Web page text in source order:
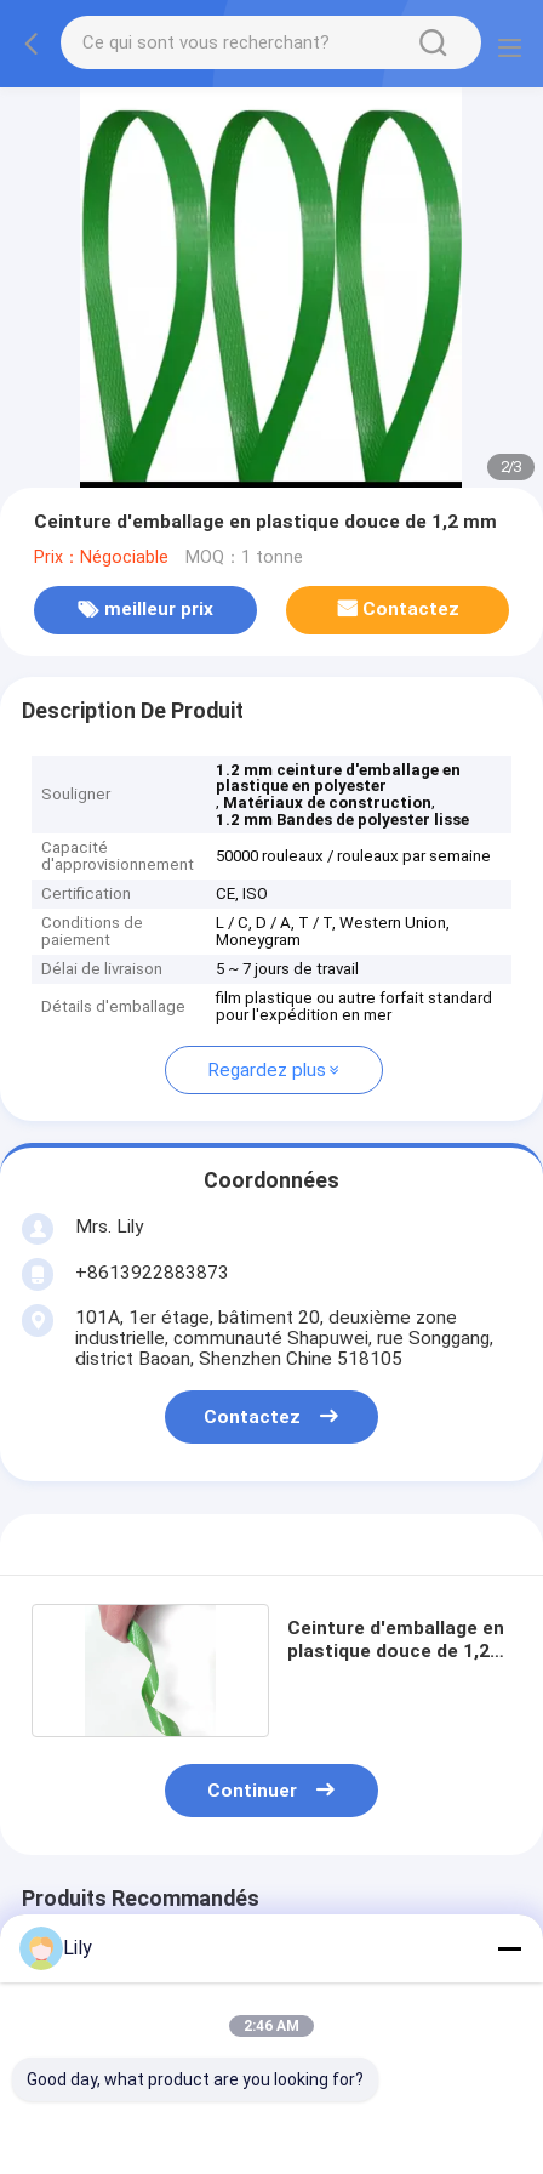
2/3
Ceinture d'emballage en plastique douce de 1,2 mm
Prix：Négociable MOQ：1 tonne
meilleur prix Contactez
Description De Produit
Souligner
1.2 mm ceinture d'emballage en
plastique en polyester
, Matériaux de construction,
1.2 mm Bandes de polyester lisse
Capacité
d'approvisionnement
50000 rouleaux / rouleaux par semaine
Certification
CE, ISO
Conditions de
paiement
L / C, D / A, T / T, Western Union,
Moneygram
Délai de livraison
5 ~ 7 jours de travail
Détails d'emballage
film plastique ou autre forfait standard
pour l'expédition en mer
Regardez plus
Coordonnées
Mrs. Lily
+8613922883873
101A, 1er étage, bâtiment 20, deuxième zone
industrielle, communauté Shapuwei, rue Songgang,
district Baoan, Shenzhen Chine 518105
Contactez
Ceinture d'emballage en
plastique douce de 1,2
Continuer
Produits Recommandés
Lily
2:46 AM
Good day, what product are you looking for?